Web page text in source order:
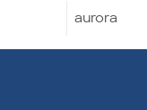
aurora